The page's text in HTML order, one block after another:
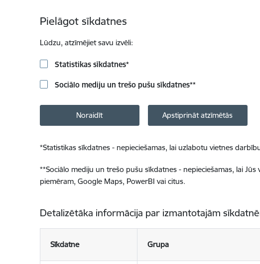
Pielāgot sīkdatnes
Lūdzu, atzīmējiet savu izvēli:
Statistikas sīkdatnes*
Sociālo mediju un trešo pušu sīkdatnes**
Noraidīt Apstiprināt atzīmētās
*Statistikas sīkdatnes - nepieciešamas, lai uzlabotu vietnes
**Sociālo mediju un trešo pušu sīkdatnes - nepieciešamas, lai
piemēram, Google Maps, PowerBI vai citus.
Detalizētāka informācija par izmantotajām
Sīkdatne Grupa